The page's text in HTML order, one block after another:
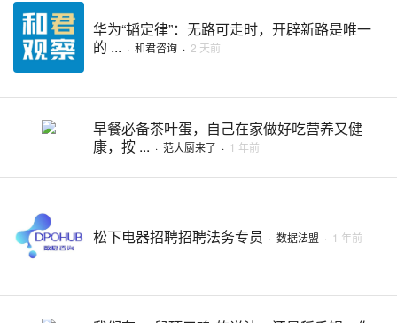
华为“韬定律”：无路可走时，开辟新路是唯一
的 ... · 和君咨询 · 2 天前
早餐必备茶叶蛋，自己在家做好吃营养又健
康，按 ... · 范大厨来了 · 1 年前
松下电器招聘招聘法务专员 · 数据法盟 · 1 年前